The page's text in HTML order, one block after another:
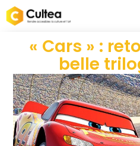
« Cars » :
belle